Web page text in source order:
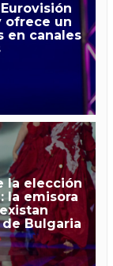
ofrece un
en canales
la elección
la emisora
Bulgaria